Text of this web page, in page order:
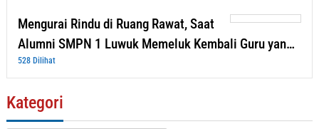
Mengurai Rindu di Ruang Rawat, Saat
Alumni SMPN 1 Luwuk Memeluk Kembali Guru yan…
528 Dilihat
Kategori